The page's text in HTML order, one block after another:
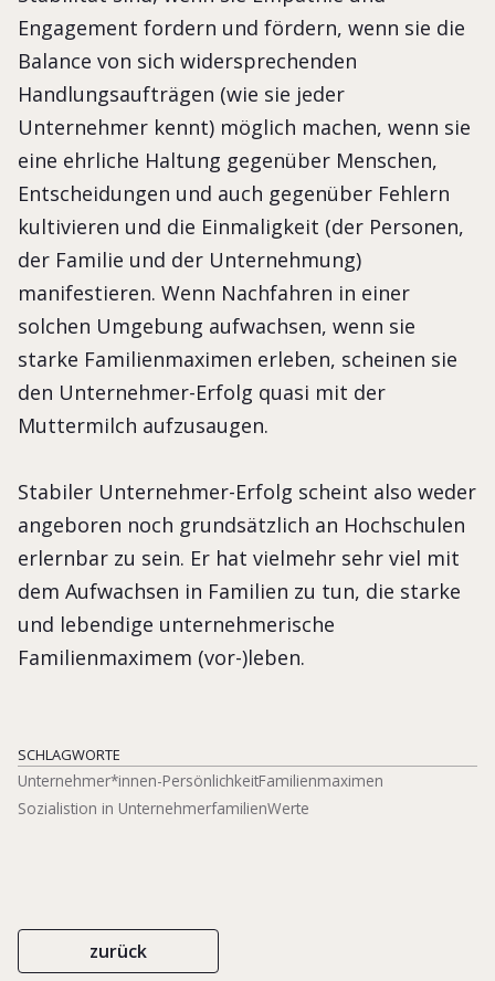
Engagement fordern und fördern, wenn sie die
Balance von sich widersprechenden
Handlungsaufträgen (wie sie jeder
Unternehmer kennt) möglich machen, wenn sie
eine ehrliche Haltung gegenüber Menschen,
Entscheidungen und auch gegenüber Fehlern
kultivieren und die Einmaligkeit (der Personen,
der Familie und der Unternehmung)
manifestieren. Wenn Nachfahren in einer
solchen Umgebung aufwachsen, wenn sie
starke Familienmaximen erleben, scheinen sie
den Unternehmer-Erfolg quasi mit der
Muttermilch aufzusaugen.
Stabiler Unternehmer-Erfolg scheint also weder
angeboren noch grundsätzlich an Hochschulen
erlernbar zu sein. Er hat vielmehr sehr viel mit
dem Aufwachsen in Familien zu tun, die starke
und lebendige unternehmerische
Familienmaximem (vor-)leben.
SCHLAGWORTE
Unternehmer*innen-PersönlichkeitFamilienmaximen
Sozialistion in UnternehmerfamilienWerte
zurück